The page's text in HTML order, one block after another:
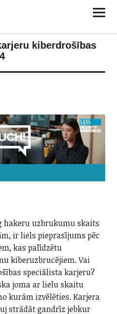
kiberdrošības
hakeru uzbrukumu skaits
ir liels pieprasījums pēc
kas palīdzētu
kiberuzbrucējiem. Vai
speciālista karjeru?
joma ar lielu skaitu
kurām izvēlēties. Karjera
strādāt gandrīz jebkur